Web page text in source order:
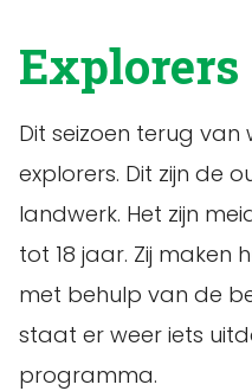
Explorers
Dit seizoen terug van
explorers. Dit zijn de
landwerk. Het zijn
tot 18 jaar. Zij maken
met behulp van de
staat er weer iets
programma.